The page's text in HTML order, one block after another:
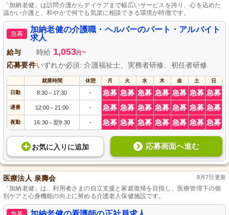
「加納老健」は訪問介護からデイケアまで幅広いサービスを誇り、心を込めた
温かい介護と、和やかで何でも気楽に相談できる環境が特徴です。
急募
加納老健の介護職・ヘルパーのパート・アルバイト
求人
給与 時給 1,053円 ~
応募要件いずれか必須: 介護福祉士、実務者研修、初任者研修
就業時間 休憩 月 火 水 木 金 土 日
日勤 8:30～ 17:30 - 急募 急募 急募 急募 急募 急募 急募
遅番 12:00～ 21:00 - 急募 急募 急募 急募 急募 急募 急募
夜勤 16:30～翌9:30 - 急募 急募 急募 急募 急募 急募 急募
お気に入り に追加 応募画面へ進む
医療法人 泉壽会 8月7日更新
「加納老健」は、利用者さまの自立支援と家庭復帰を目指し、医療管理下の個
別ケアと心身機能の向上に努める介護老人保健施設です。